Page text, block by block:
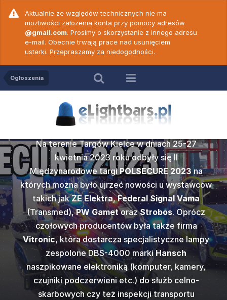
Aktualnie ze względów technicznych nie ma
możliwości założenia konta przy pomocy adresów
@gmail.com. Prosimy o skorzystanie z innego adresu
e-mail. Obecnie trwają prace nad usunięciem
usterki. Przepraszamy za niedogodności.
Ogłoszenia
18 -
N ver
jednym z
dźwięków
N ver Eod
19 -
do
prawidłową
się na
Code 3w
europejski...
w Kielcach
tego
służb
obfitowała w
i
Relacja z POLSECURE
2023
Na terenie Targów Kielce w dniach 25-27
kwietnia 2023 roku odbyły się II
Międzynarodowe targiPOLSECURE 2023na
których można było ujrzeć nowości u wystawców
takich jakZE Elektra,Federal Signal Vama
(Transmed),PW GametorazStrobos. Oprócz
czołowych producentów była także firma
Vitronic, która dostarcza specjalistyczne lampy
zespolone DBS-4000 markiHansch
naszpikowane elektroniką (komputer, kamery,
czujniki podczerwieni etc.) do służb celno-
skarbowych czy też inspekcji transportu
ZE
Popularna
2000marki
wersji
może być
gazowego,
innych w
PW
Nadszedł
Wam
Po